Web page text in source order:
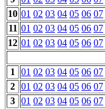
10 01 02 03 04 05 06 07
11 01 02 03 04 05 06 07
12 01 02 03 04 05 06 07
1
01 02 03 04 05 06 07
2 01 02 03 04 05 06 07
3 01 02 03 04 05 06 07